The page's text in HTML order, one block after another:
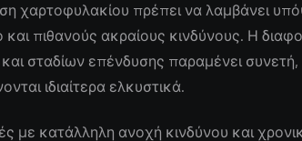
χαρτοφυλακίου πρέπει να λαμβάνει
και πιθανούς ακραίους κινδύνους. Η
σταδίων επένδυσης παραμένει
ιδιαίτερα ελκυστικά.
με κατάλληλη ανοχή κινδύνου και